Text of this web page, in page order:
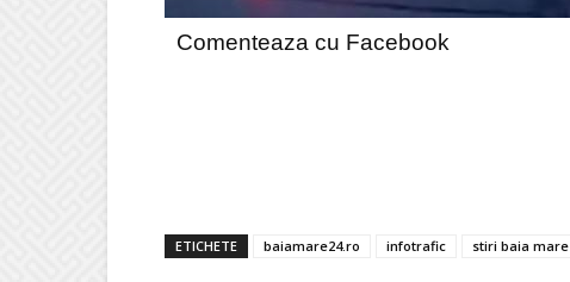
Comenteaza cu Facebook
ETICHETE baiamare24.ro infotrafic stiri baia mare